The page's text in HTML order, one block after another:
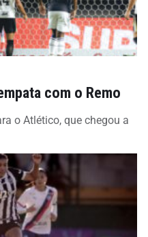
com o Remo
o Atlético, que chegou a